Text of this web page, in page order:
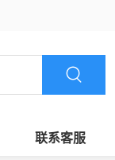
联系客服